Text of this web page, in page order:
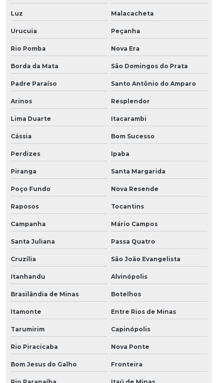
Luz Malacacheta
Urucuia Peçanha
Rio Pomba Nova Era
Borda da Mata São Domingos do Prata
Padre Paraíso Santo Antônio do Amparo
Arinos Resplendor
Lima Duarte Itacarambi
Cássia Bom Sucesso
Perdizes Ipaba
Piranga Santa Margarida
Poço Fundo Nova Resende
Raposos Tocantins
Campanha Mário Campos
Santa Juliana Passa Quatro
Cruzília São João Evangelista
Itanhandu Alvinópolis
Brasilândia de Minas Botelhos
Itamonte Entre Rios de Minas
Tarumirim Capinópolis
Rio Piracicaba Nova Ponte
Bom Jesus do Galho Fronteira